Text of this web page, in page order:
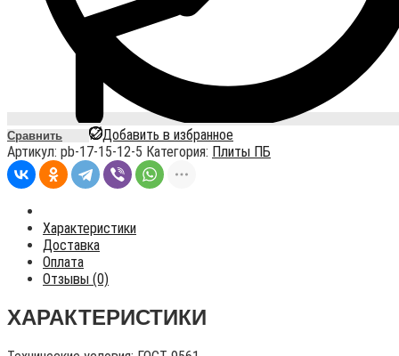
Сравнить
Добавить в избранное
Артикул: pb-17-15-12-5 Категория: Плиты ПБ
Характеристики
Доставка
Оплата
Отзывы (0)
ХАРАКТЕРИСТИКИ